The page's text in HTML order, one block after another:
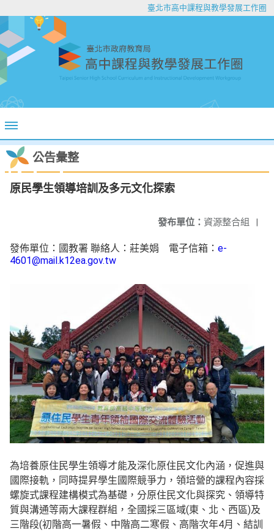
臺北市高中課程與教學發展工作圈
公告彙整
原民學生領導培訓及多元文化探索
發布單位： 資源整合組 |
發佈單位：國教署 聯絡人：莊美娟 電子信箱： e-
4601@mail.k12ea.gov.tw
為培養原住民學生領導才能及深化原住民文化內涵，促進與
國際接軌，同時提昇學生國際競爭力，領培營的課程內容採
螺旋式課程建構模式為基礎，分原住民文化與探究、領導特
質與溝通等兩大課程群組，全國採三區域(東、北、西區)及
三階段(初階高一暑假、中階高二寒假、高階次年4月、結訓